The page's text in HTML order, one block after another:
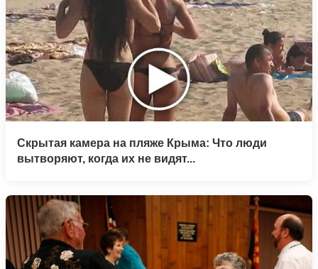
Скрытая камера на пляже Крыма: Что люди
вытворяют, когда их не видят...